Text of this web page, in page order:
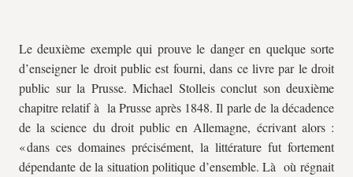
Le deuxième exemple qui prouve le danger en quelque sorte
d’enseigner le droit public est fourni, dans ce livre par le droit
public sur la Prusse. Michael Stolleis conclut son deuxième
chapitre relatif à la Prusse après 1848. Il parle de la décadence
de la science du droit public en Allemagne, écrivant alors :
« dans ces domaines précisément, la littérature fut fortement
dépendante de la situation politique d’ensemble. Là où régnait